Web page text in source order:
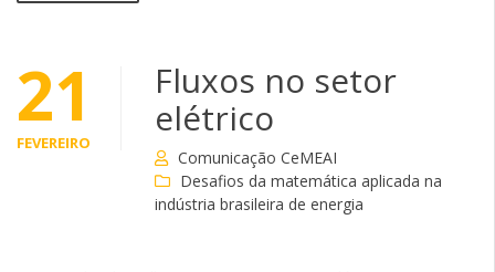
21
FEVEREIRO
Fluxos no setor
elétrico
Comunicação CeMEAI
Desafios da matemática aplicada na
indústria brasileira de energia